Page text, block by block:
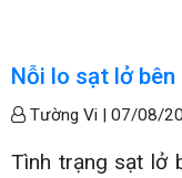
Nỗi lo sạt lở bên
Tường Vi | 07/08/
Tình trạng sạt lở